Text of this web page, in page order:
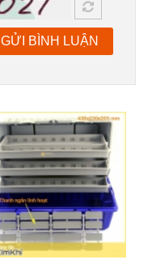
GỬI BÌNH LUẬN